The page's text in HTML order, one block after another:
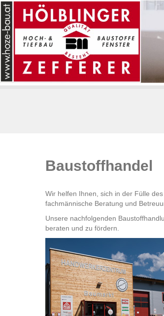
Baustoffhandel
Wir helfen Ihnen, sich in der Fülle
fachmännische Beratung und
Unsere nachfolgenden
beraten und zu fördern.